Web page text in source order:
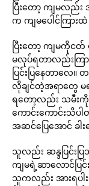
ပြီးတော့ ကျမလည်
က ကျမပေါင်ကြား
ပြီးတော့ ကျမကိုင
မလုပ်ရတာလည်းကြ
ပြင်းပြနေတာလေ
လိုချင်တဲ့အရာတွေ
ရတော့လည်း သမီးကို
ကောင်းကောင်းသိ
အဆင်ပြေအောင် ခ
သူလည်း ဆန္ဒပြင်းပ
ကျမရဲ့ဆာလောင်ပြင်
သူကလည်း အားရပါး